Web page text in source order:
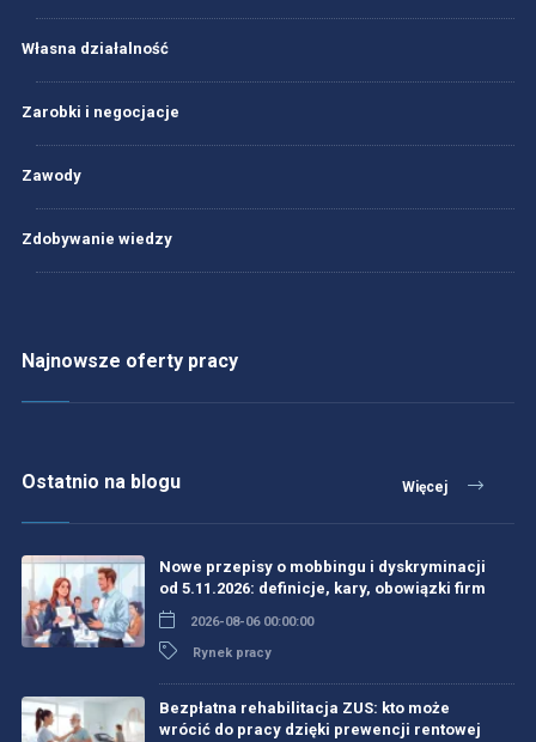
Własna działalność
Zarobki i negocjacje
Zawody
Zdobywanie wiedzy
Najnowsze oferty pracy
Ostatnio na blogu Więcej
Nowe przepisy o mobbingu i dyskryminacji
od 5.11.2026: definicje, kary, obowiązki firm
2026-08-06 00:00:00
Rynek pracy
Bezpłatna rehabilitacja ZUS: kto może
wrócić do pracy dzięki prewencji rentowej